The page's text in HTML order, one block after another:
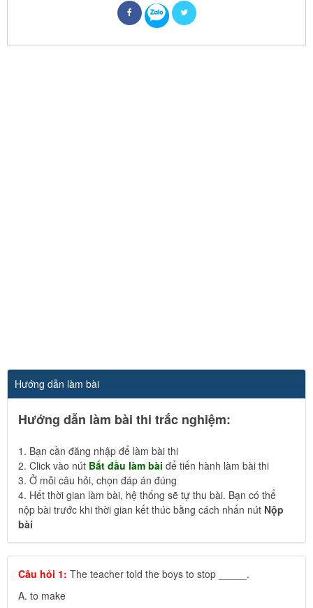
Hướng dẫn làm bài
Hướng dẫn làm bài thi trắc nghiệm:
1. Bạn cần đăng nhập để làm bài thi
2. Click vào nút Bắt đầu làm bài để tiến hành làm bài thi
3. Ở mỗi câu hỏi, chọn đáp án đúng
4. Hết thời gian làm bài, hệ thống sẽ tự thu bài. Bạn có thể
nộp bài trước khi thời gian kết thúc bằng cách nhấn nút Nộp
bài
Câu hỏi 1: The teacher told the boys to stop _____.
A. to make